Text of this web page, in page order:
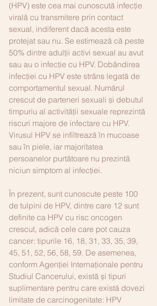
(HPV) este cea mai cunoscută infecție
virală cu transmitere prin contact
sexual, indiferent dacă acesta este
protejat sau nu. Se estimează că peste
50% dintre adulții activi sexual au avut
sau au o infecție cu HPV. Dobândirea
infecției cu HPV este strâns legată de
comportamentul sexual. Numărul
crescut de parteneri sexuali și debutul
timpuriu al activității sexuale reprezintă
riscuri majore de infectare cu HPV.
Virusul HPV se infiltrează în mucoase
sau în piele, iar majoritatea
persoanelor purtătoare nu prezintă
niciun simptom al infecției.
În prezent, sunt cunoscute peste 100
de tulpini de HPV, dintre care 12 sunt
definite ca HPV cu risc oncogen
crescut, adică cele care pot cauza
cancer: tipurile 16, 18, 31, 33, 35, 39,
45, 51, 52, 56, 58, 59. De asemenea,
conform Agenţiei Internaţionale pentru
Studiul Cancerului, există și tipuri
suplimentare pentru care există dovezi
limitate de carcinogenitate: HPV